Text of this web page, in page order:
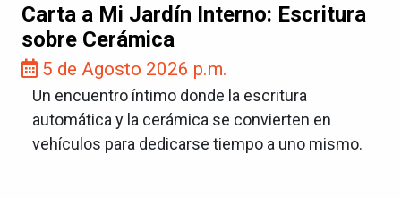
Carta a Mi Jardín Interno: Escritura
sobre Cerámica
5 de Agosto 2026 p.m.
Un encuentro íntimo donde la escritura
automática y la cerámica se convierten en
vehículos para dedicarse tiempo a uno mismo.